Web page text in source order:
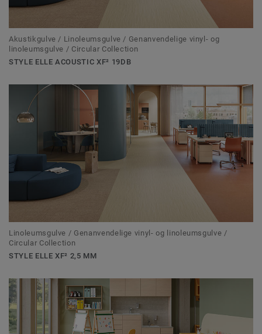
Akustikgulve / Linoleumsgulve / Genanvendelige vinyl- og
linoleumsgulve / Circular Collection
STYLE ELLE ACOUSTIC XF² 19DB
Linoleumsgulve / Genanvendelige vinyl- og linoleumsgulve /
Circular Collection
STYLE ELLE XF² 2,5 MM